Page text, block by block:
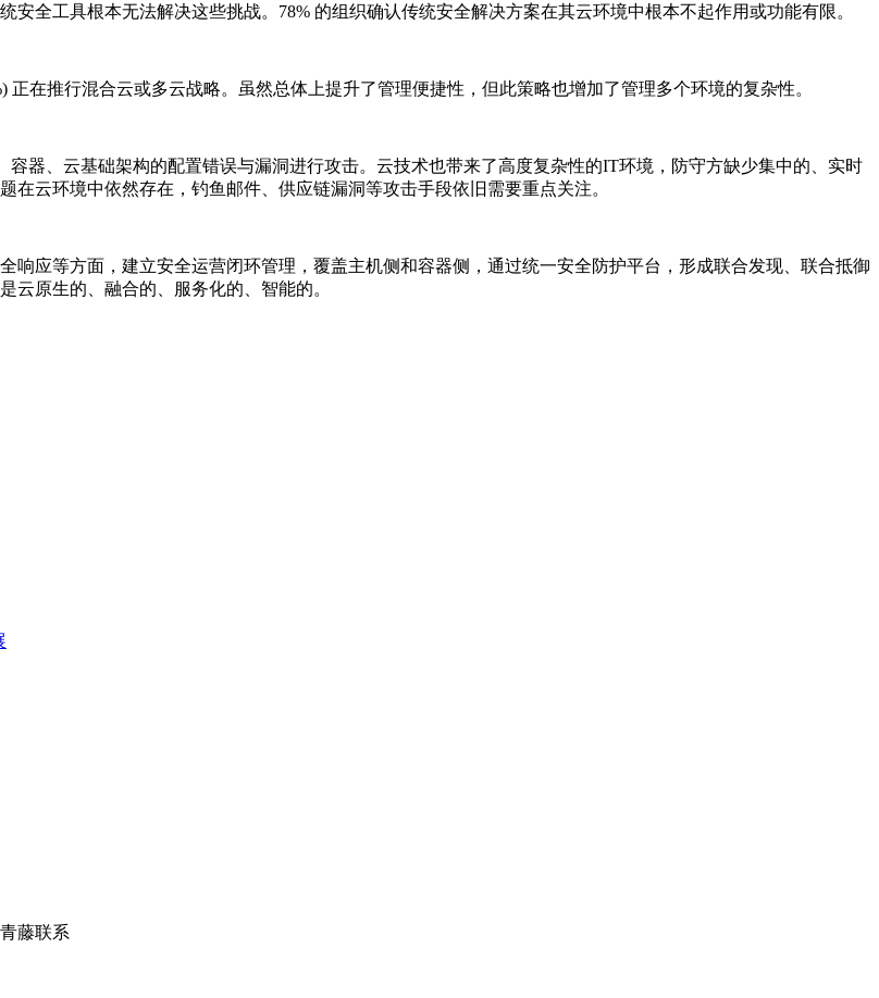
全⼯具根本⽆法解决这些挑战。78% 的组织确认传统安全解决⽅案在其云环境中根本不起作⽤或功能有限。
在推⾏混合云或多云战略。虽然总体上提升了管理便捷性，但此策略也增加了管理多个环境的复杂性。
器、云基础架构的配置错误与漏洞进行攻击。云技术也带来了高度复杂性的IT环境，防守方缺少集中的、实时
云环境中依然存在，钓鱼邮件、供应链漏洞等攻击手段依旧需要重点关注。
应等方面，建立安全运营闭环管理，覆盖主机侧和容器侧，通过统一安全防护平台，形成联合发现、联合抵御
云原生的、融合的、服务化的、智能的。
藤联系